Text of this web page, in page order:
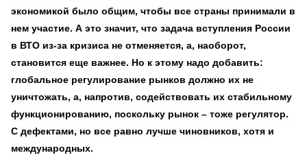
экономикой было общим, чтобы все страны принимали в
нем участие. А это значит, что задача вступления России
в ВТО из-за кризиса не отменяется, а, наоборот,
становится еще важнее. Но к этому надо добавить:
глобальное регулирование рынков должно их не
уничтожать, а, напротив, содействовать их стабильному
функционированию, поскольку рынок – тоже регулятор.
С дефектами, но все равно лучше чиновников, хотя и
международных.